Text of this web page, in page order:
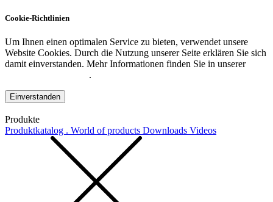
Cookie-Richtlinien
Um Ihnen einen optimalen Service zu bieten, verwendet unsere
Website Cookies. Durch die Nutzung unserer Seite erklären Sie sich
damit einverstanden. Mehr Informationen finden Sie in unserer
.
Einverstanden
Produkte
Produktkatalog . World of products Downloads Videos